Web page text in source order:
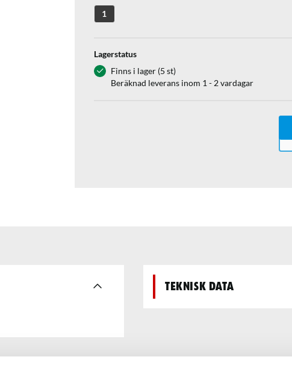
1
Lagerstatus
Finns i lager (5 st)
Beräknad leverans inom 1 - 2 vardagar
Teknisk data